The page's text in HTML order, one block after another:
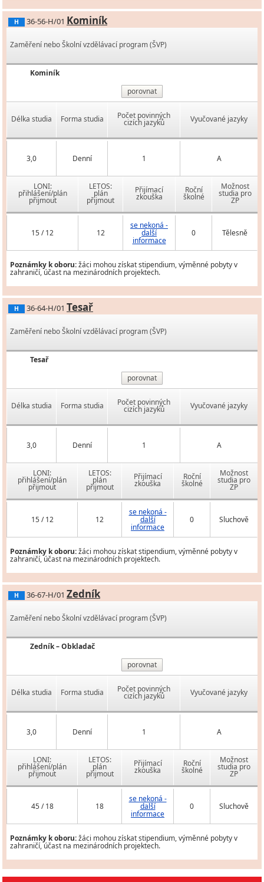
H 36-56-H/01 Kominík
Zaměření nebo Školní vzdělávací program (ŠVP)
Kominík
porovnat
Délka studia Forma studia Počet povinných
cizích jazyků Vyučované jazyky
3,0 Denní 1 A
LONI:
přihlášení/plán
přijmout
LETOS:
plán
přijmout
Přijímací
zkouška
Roční
školné
Možnost
studia pro
ZP
15 / 12 12
se nekoná -
další
informace
0 Tělesně
Poznámky k oboru:žáci mohou získat stipendium, výměnné pobyty v
zahraničí, účast na mezinárodních projektech.
H 36-64-H/01 Tesař
Zaměření nebo Školní vzdělávací program (ŠVP)
Tesař
porovnat
Délka studia Forma studia Počet povinných
cizích jazyků Vyučované jazyky
3,0 Denní 1 A
LONI:
přihlášení/plán
přijmout
LETOS:
plán
přijmout
Přijímací
zkouška
Roční
školné
Možnost
studia pro
ZP
15 / 12 12
se nekoná -
další
informace
0 Sluchově
Poznámky k oboru:žáci mohou získat stipendium, výměnné pobyty v
zahraničí, účast na mezinárodních projektech.
H 36-67-H/01 Zedník
Zaměření nebo Školní vzdělávací program (ŠVP)
Zedník – Obkladač
porovnat
Délka studia Forma studia Počet povinných
cizích jazyků Vyučované jazyky
3,0 Denní 1 A
LONI:
přihlášení/plán
přijmout
LETOS:
plán
přijmout
Přijímací
zkouška
Roční
školné
Možnost
studia pro
ZP
45 / 18 18
se nekoná -
další
informace
0 Sluchově
Poznámky k oboru:žáci mohou získat stipendium, výměnné pobyty v
zahraničí, účast na mezinárodních projektech.